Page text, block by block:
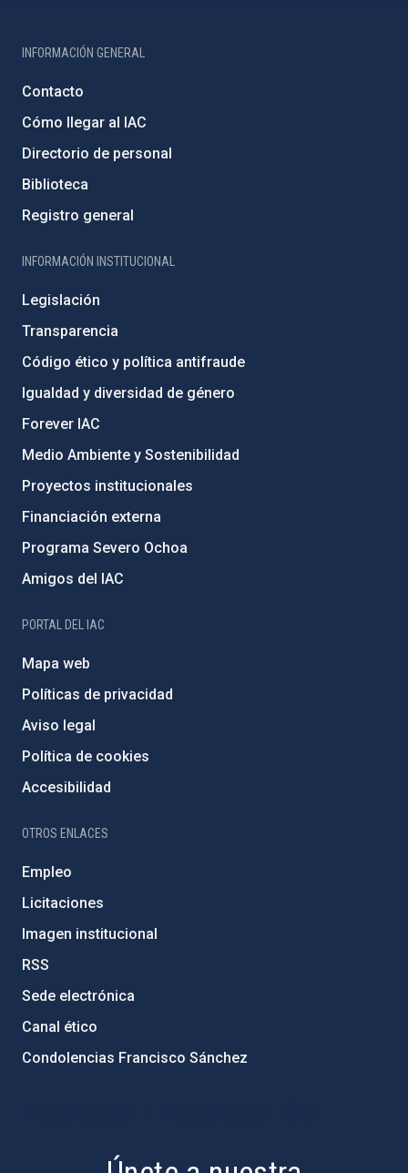
INFORMACIÓN GENERAL
Contacto
Cómo llegar al IAC
Directorio de personal
Biblioteca
Registro general
INFORMACIÓN INSTITUCIONAL
Legislación
Transparencia
Código ético y política antifraude
Igualdad y diversidad de género
Forever IAC
Medio Ambiente y Sostenibilidad
Proyectos institucionales
Financiación externa
Programa Severo Ochoa
Amigos del IAC
PORTAL DEL IAC
Mapa web
Políticas de privacidad
Aviso legal
Política de cookies
Accesibilidad
OTROS ENLACES
Empleo
Licitaciones
Imagen institucional
RSS
Sede electrónica
Canal ético
Condolencias Francisco Sánchez